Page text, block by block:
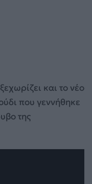
και το νέο
που γεννήθηκε
της